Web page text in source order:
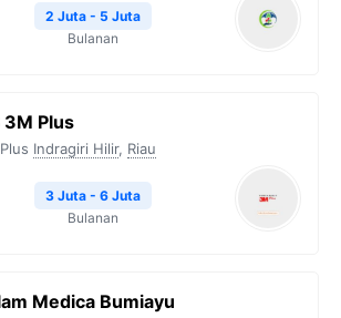
2 Juta - 5 Juta
Bulanan
3M Plus
Indragiri Hilir, Riau
3 Juta - 6 Juta
Bulanan
Medica Bumiayu